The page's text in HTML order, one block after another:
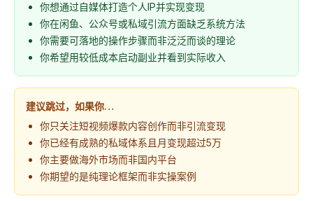
你想通过自媒体打造个人IP并实现变现
你在闲鱼、公众号或私域引流方面缺乏系统方法
你需要可落地的操作步骤而非泛泛而谈的理论
你希望用较低成本启动副业并看到实际收入
建议跳过，如果你…
你只关注短视频爆款内容创作而非引流变现
你已经有成熟的私域体系且月变现超过5万
你主要做海外市场而非国内平台
你期望的是纯理论框架而非实操案例